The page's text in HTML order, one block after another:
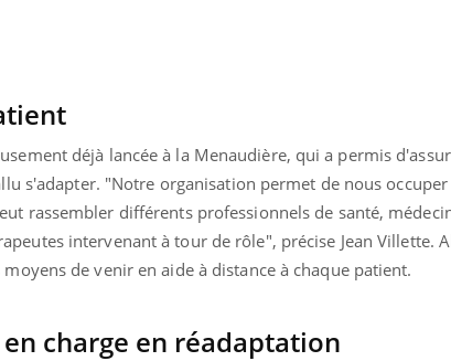
déjà lancée à la Menaudière, qui a permis
s'adapter. "Notre organisation permet de nous
rassembler différents professionnels de santé,
intervenant à tour de rôle", précise Jean Villette.
de venir en aide à distance à chaque patient.
charge en réadaptation